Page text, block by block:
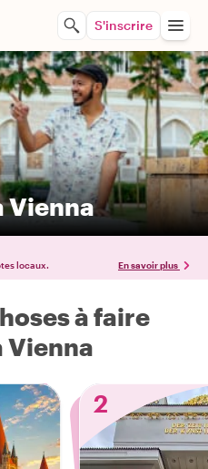
S'inscrire
Vienna
locaux. En savoir plus
à faire
Vienna
2